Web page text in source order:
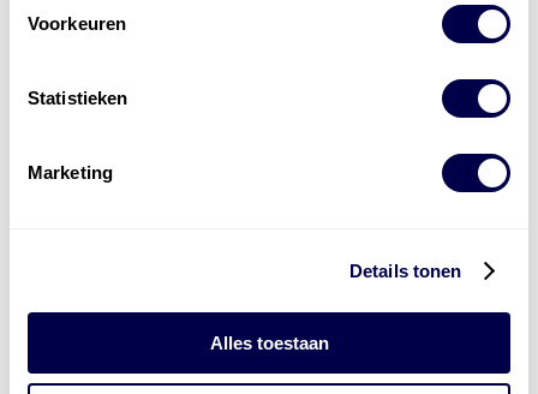
Voorkeuren
Statistieken
Marketing
Details tonen
Alles toestaan